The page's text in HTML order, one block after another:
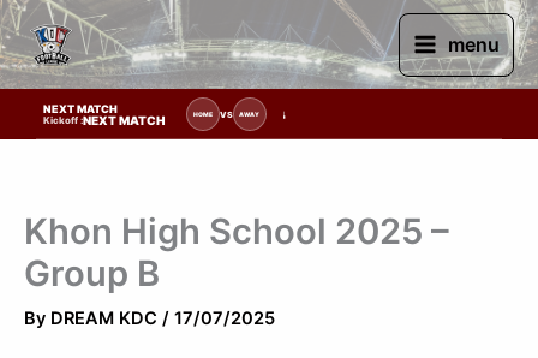
Skip
to
content
menu
NEXT MATCH
Kickoff :NEXT MATCH HOME VS AWAY
ายการแข่งขัน | รอระบุวันแข่งขัน | รอข้อมูลทีมแข่งขัน
Khon High School 2025 –
Group B
By DREAM KDC / 17/07/2025